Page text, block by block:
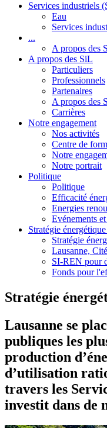
Services industriels
Eau
Services
...
A propos des
A propos des SiL
Particuliers
Professionnels
Partenaires
A propos des
Carrières
Notre engagement
Nos activités
Centre de
Notre
Notre portrait
Politique
Politique
Efficacité
Energies
Evénements
Stratégie
Stratégie
Lausanne,
SI-REN pour
Fonds pour
Stratégie
Lausanne se
publiques les
production
d’utilisation
travers les
investit dans de